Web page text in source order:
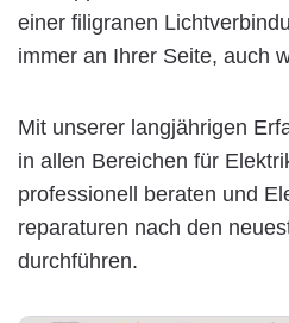
einer filigranen
immer an Ihrer Seite, auch
Mit unserer langjährigen
in allen Bereichen für
professionell beraten und
reparaturen nach den
durchführen.